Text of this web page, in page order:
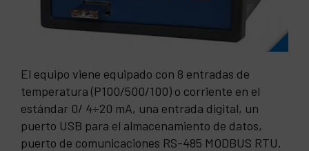
El equipo viene equipado con 8 entradas de
temperatura (P100/500/100) o corriente en el
estándar 0/ 4÷20 mA, una entrada digital, un
puerto USB para el almacenamiento de datos,
puerto de comunicaciones RS-485 MODBUS RTU.